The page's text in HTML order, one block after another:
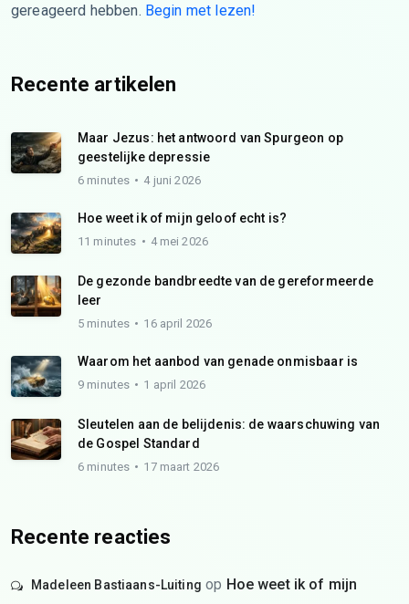
gereageerd hebben. Begin met lezen!
Recente artikelen
Maar Jezus: het antwoord van Spurgeon op
geestelijke depressie
6 minutes 4 juni 2026
Hoe weet ik of mijn geloof echt is?
11 minutes 4 mei 2026
De gezonde bandbreedte van de gereformeerde
leer
5 minutes 16 april 2026
Waarom het aanbod van genade onmisbaar is
9 minutes 1 april 2026
Sleutelen aan de belijdenis: de waarschuwing van
de Gospel Standard
6 minutes 17 maart 2026
Recente reacties
Madeleen Bastiaans-Luiting op Hoe weet ik of mijn